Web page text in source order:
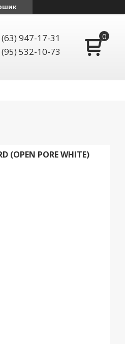
947-17-31
532-10-73
(OPEN PORE WHITE)